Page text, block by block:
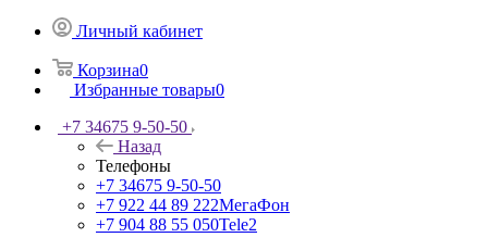
Личный кабинет
Корзина0
Избранные товары0
+7 34675 9-50-50
Назад
Телефоны
+7 34675 9-50-50
+7 922 44 89 222МегаФон
+7 904 88 55 050Tele2